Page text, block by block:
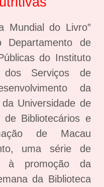
Mundial do Livro”
de
do Instituto
Serviços de
da
Universidade de
Bibliotecários e
de Macau
uma série de
à promoção da
da Biblioteca